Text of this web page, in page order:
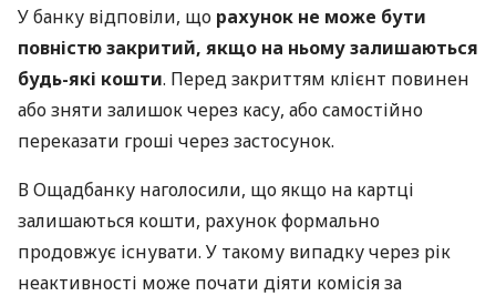
У банку відповіли, що рахунок не може бути
повністю закритий, якщо на ньому залишаються
будь-які кошти. Перед закриттям клієнт повинен
або зняти залишок через касу, або самостійно
переказати гроші через застосунок.
В Ощадбанку наголосили, що якщо на картці
залишаються кошти, рахунок формально
продовжує існувати. У такому випадку через рік
неактивності може почати діяти комісія за